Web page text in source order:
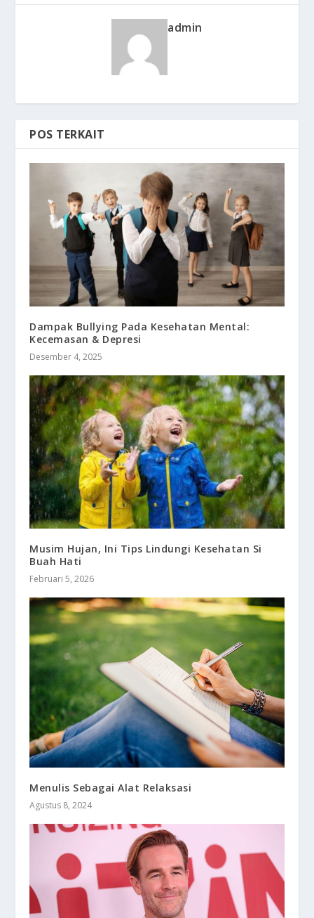
admin
POS TERKAIT
Dampak Bullying Pada Kesehatan Mental:
Kecemasan & Depresi
Desember 4, 2025
Musim Hujan, Ini Tips Lindungi Kesehatan Si
Buah Hati
Februari 5, 2026
Menulis Sebagai Alat Relaksasi
Agustus 8, 2024